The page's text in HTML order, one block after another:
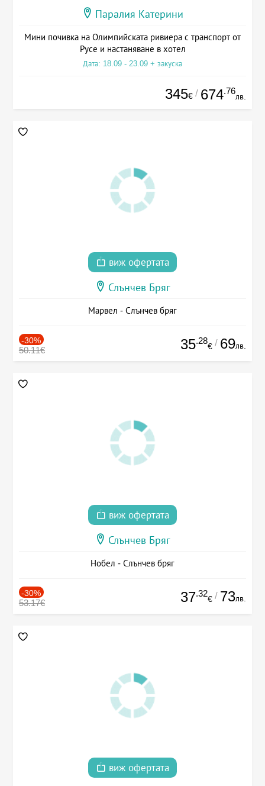
Паралия Катерини
Мини почивка на Олимпийската ривиера с транспорт от
Русе и настаняване в хотел
Дата: 18.09 - 23.09 + закуска
345€ / 674.76
лв.
виж офертата
Слънчев Бряг
Марвел - Слънчев бряг
-30%
50.11€ 35.28
€ / 69лв.
виж офертата
Слънчев Бряг
Нобел - Слънчев бряг
-30%
53.17€ 37.32
€ / 73лв.
виж офертата